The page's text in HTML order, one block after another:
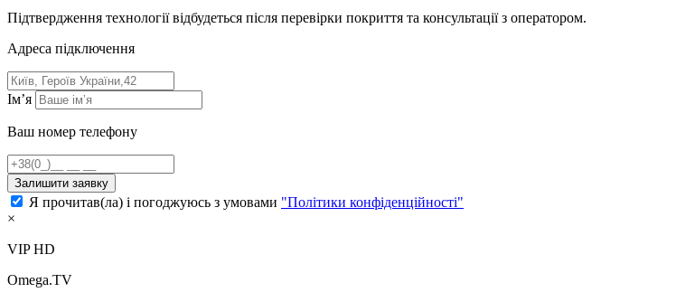
Підтвердження технології відбудеться після перевірки покриття та консультації з оператором.
Адресa підключення
Ім’я
Ваш номер телефону
Залишити заявку
Я прочитав(ла) і погоджуюсь з умовами "Політики конфіденційності"
×
VIP HD
Omega.TV